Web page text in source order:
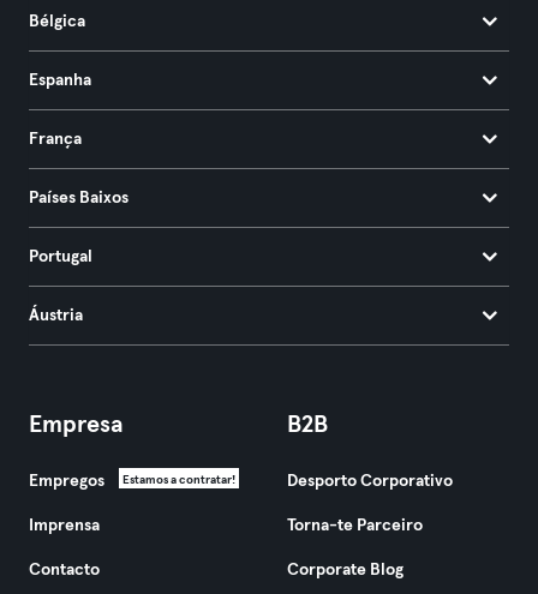
Bélgica
Espanha
França
Países Baixos
Portugal
Áustria
Empresa
Empregos Estamos a contratar!
Imprensa
Contacto
B2B
Desporto Corporativo
Torna-te Parceiro
Corporate Blog